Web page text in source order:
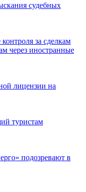
судебных
за сделкам
через иностранные
лицензии на
туристам
подозревают в